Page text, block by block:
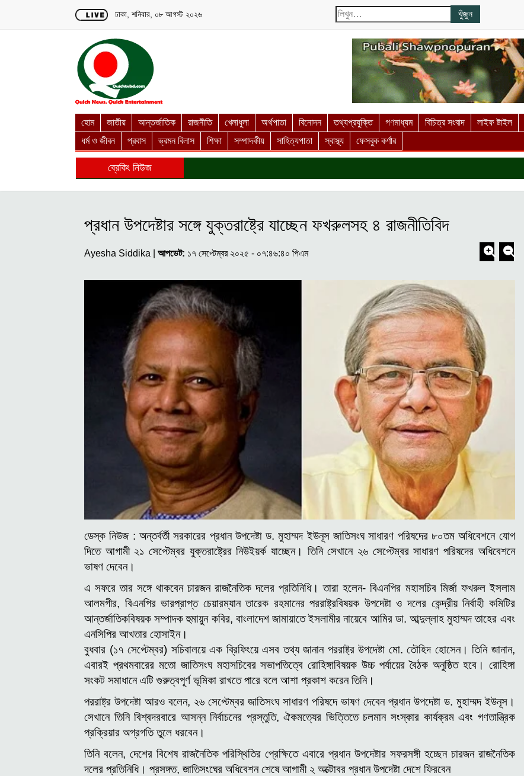
ঢাকা, শনিবার, ০৮ আগস্ট ২০২৬
হোম জাতীয় আন্তর্জাতিক রাজনীতি খেলাধুলা অর্থপাতা বিনোদন তথ্যপ্রযুক্তি গণমাধ্যম বিচিত্র সংবাদ লাইফ ষ্টাইল
ধর্ম ও জীবন
প্রবাস ভ্রমন বিলাস শিক্ষা সম্পাদকীয় সাহিত্যপাতা স্বাস্থ্য ফেসবুক কর্ণার
ব্রেকিং নিউজ
প্রধান উপদেষ্টার সঙ্গে যুক্তরাষ্ট্রে যাচ্ছেন ফখরুলসহ ৪ রাজনীতিবিদ
Ayesha Siddika | আপডেট: ১৭ সেপ্টেম্বর ২০২৫ - ০৭:৪৬:৪০ পিএম
ডেস্ক নিউজ : অন্তর্বর্তী সরকারের প্রধান উপদেষ্টা ড. মুহাম্মদ ইউনূস জাতিসংঘ সাধারণ পরিষদের ৮০তম অধিবেশনে যোগ
দিতে আগামী ২১ সেপ্টেম্বর যুক্তরাষ্ট্রের নিউইয়র্ক যাচ্ছেন। তিনি সেখানে ২৬ সেপ্টেম্বর সাধারণ পরিষদের অধিবেশনে
ভাষণ দেবেন।
এ সফরে তার সঙ্গে থাকবেন চারজন রাজনৈতিক দলের প্রতিনিধি। তারা হলেন- বিএনপির মহাসচিব মির্জা ফখরুল ইসলাম
আলমগীর, বিএনপির ভারপ্রাপ্ত চেয়ারম্যান তারেক রহমানের পররাষ্ট্রবিষয়ক উপদেষ্টা ও দলের কেন্দ্রীয় নির্বাহী কমিটির
আন্তর্জাতিকবিষয়ক সম্পাদক হুমায়ুন কবির, বাংলাদেশ জামায়াতে ইসলামীর নায়েবে আমির ডা. আব্দুল্লাহ মুহাম্মদ তাহের এবং
এনসিপির আখতার হোসাইন।
বুধবার (১৭ সেপ্টেম্বর) সচিবালয়ে এক ব্রিফিংয়ে এসব তথ্য জানান পররাষ্ট্র উপদেষ্টা মো. তৌহিদ হোসেন।তিনি জানান,
এবারই প্রথমবারের মতো জাতিসংঘ মহাসচিবের সভাপতিত্বে রোহিঙ্গাবিষয়ক উচ্চ পর্যায়ের বৈঠক অনুষ্ঠিত হবে। রোহিঙ্গা
সংকট সমাধানে এটি গুরুত্বপূর্ণ ভূমিকা রাখতে পারে বলে আশা প্রকাশ করেন তিনি।
পররাষ্ট্র উপদেষ্টা আরও বলেন, ২৬ সেপ্টেম্বর জাতিসংঘ সাধারণ পরিষদে ভাষণ দেবেন প্রধান উপদেষ্টা ড. মুহাম্মদ ইউনূস।
সেখানে তিনি বিশ্বদরবারে আসন্ন নির্বাচনের প্রস্তুতি, ঐকমত্যের ভিত্তিতে চলমান সংস্কার কার্যক্রম এবং গণতান্ত্রিক
প্রক্রিয়ার অগ্রগতি তুলে ধরবেন।
তিনি বলেন, দেশের বিশেষ রাজনৈতিক পরিস্থিতির প্রেক্ষিতে এবারে প্রধান উপদেষ্টার সফরসঙ্গী হচ্ছেন চারজন রাজনৈতিক
দলের প্রতিনিধি। প্রসঙ্গত, জাতিসংঘের অধিবেশন শেষে আগামী ২ অক্টোবর প্রধান উপদেষ্টা দেশে ফিরবেন ‍